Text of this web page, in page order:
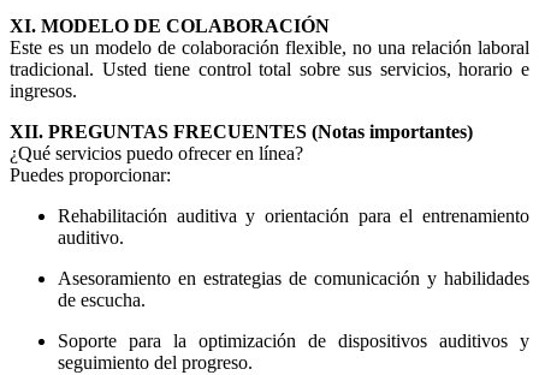
XI. MODELO DE COLABORACIÓN
Este es un modelo de colaboración flexible, no una relación laboral
tradicional. Usted tiene control total sobre sus servicios, horario e
ingresos.
XII. PREGUNTAS FRECUENTES (Notas importantes)
¿Qué servicios puedo ofrecer en línea?
Puedes proporcionar:
Rehabilitación auditiva y orientación para el entrenamiento
auditivo.
Asesoramiento en estrategias de comunicación y habilidades
de escucha.
Soporte para la optimización de dispositivos auditivos y
seguimiento del progreso.